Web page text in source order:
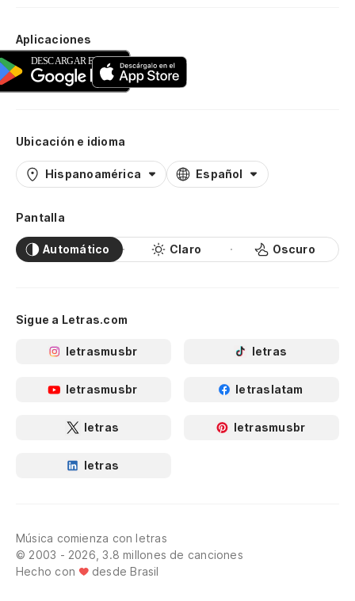
Aplicaciones
Ubicación e idioma
Hispanoamérica Español
Pantalla
Automático Claro Oscuro
Sigue a Letras.com
letrasmusbr letras
letrasmusbr letraslatam
letras letrasmusbr
letras
Música comienza con letras
© 2003 - 2026, 3.8 millones de canciones
Hecho con
desde Brasil